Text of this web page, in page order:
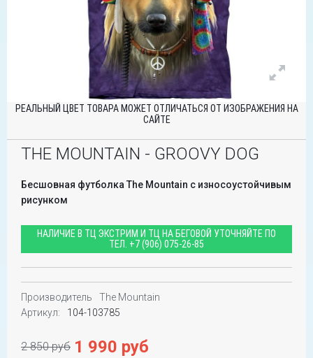
РЕАЛЬНЫЙ ЦВЕТ ТОВАРА МОЖЕТ ОТЛИЧАТЬСЯ ОТ ИЗОБРАЖЕНИЯ НА
САЙТЕ
THE MOUNTAIN - GROOVY DOG
Бесшовная футболка The Mountain с износоустойчивым
рисунком
НАЛИЧИЕ В ТЦ ЭКСТРИМ И ТЦ НА БЕГОВОЙ УТОЧНЯЙТЕ ПО
ТЕЛ. +7 (906) 075-26-85
Производитель
The Mountain
Артикул:
104-103785
2 850 руб 1 990 руб